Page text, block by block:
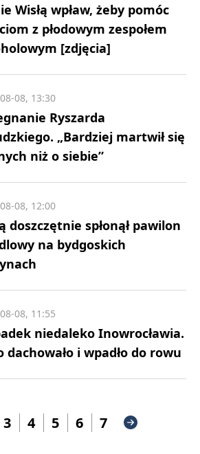
Wisłą wpław, żeby pomóc
z płodowym zespołem
[zdjęcia]
Ryszarda
„Bardziej martwił się
niż o siebie”
08, 13:30
doszczętnie spłonął pawilon
na bydgoskich
08, 12:00
niedaleko Inowrocławia.
dachowało i wpadło do rowu
08, 11:55
3 4 5 6 7